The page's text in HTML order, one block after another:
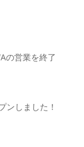
の営業を終了
ンしました！